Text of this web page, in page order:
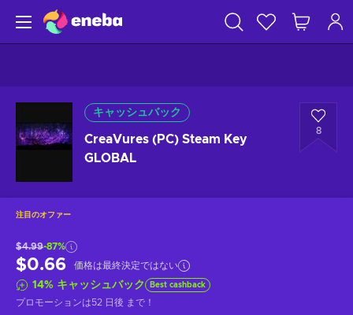
キャッシュバック
CreaVures (PC) Steam Key
GLOBAL
8
注目のオファー
$4.99-87%
$0.66 価格は最終決定ではない
14% キャッシュバック Best cashback
プロモーションは52 日後 まで！